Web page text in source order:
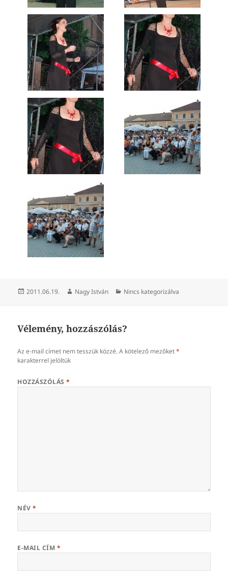
Közzétéve
2011.06.19. Szerző
Nagy István Kategória
Nincs kategorizálva
Vélemény, hozzászólás?
Az e-mail címet nem tesszük közzé. A kötelező mezőket*
karakterrel jelöltük
HOZZÁSZÓLÁS*
NÉV*
E-MAIL CÍM *